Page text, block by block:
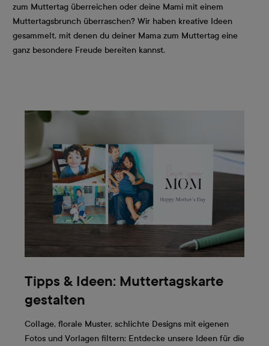
zum Muttertag überreichen oder deine Mami mit einem
Muttertagsbrunch überraschen? Wir haben kreative Ideen
gesammelt, mit denen du deiner Mama zum Muttertag eine
ganz besondere Freude bereiten kannst.
Tipps & Ideen: Muttertagskarte
gestalten
Collage, florale Muster, schlichte Designs mit eigenen
Fotos und Vorlagen filtern: Entdecke unsere Ideen für die